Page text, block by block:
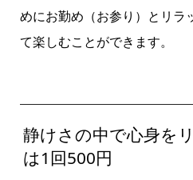
めにお勤め（お参り）とリラ
て楽しむことができます。
静けさの中で心身を
は1回500円